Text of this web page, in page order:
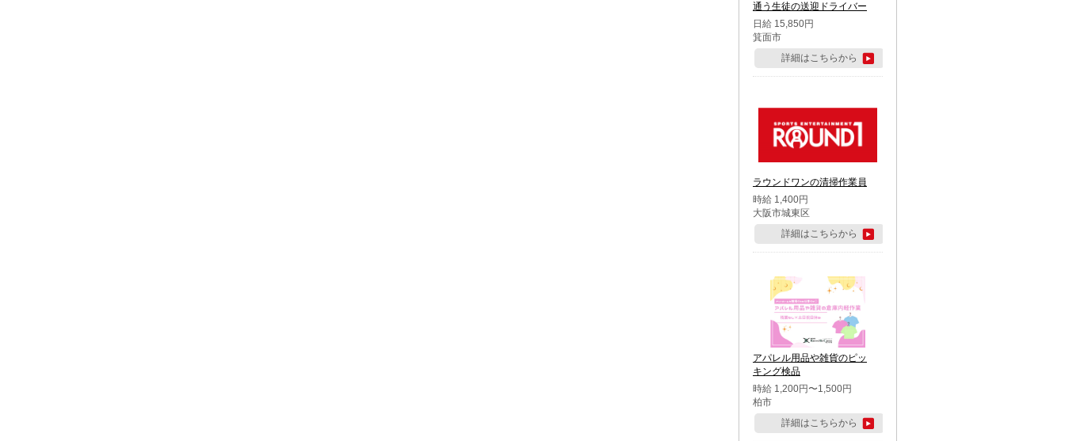
通う生徒の送迎ドライバー
日給 15,850円
箕面市
詳細はこちらから
ラウンドワンの清掃作業員
時給 1,400円
大阪市城東区
詳細はこちらから
アパレル用品や雑貨のピッ
キング検品
時給 1,200円〜1,500円
柏市
詳細はこちらから